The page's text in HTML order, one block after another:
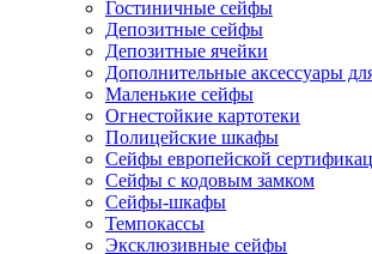
Гостиничные сейфы
Депозитные сейфы
Депозитные ячейки
Дополнительные аксессуары
Маленькие сейфы
Огнестойкие картотеки
Полицейские шкафы
Сейфы европейской
Сейфы с кодовым замком
Сейфы-шкафы
Темпокассы
Эксклюзивные сейфы